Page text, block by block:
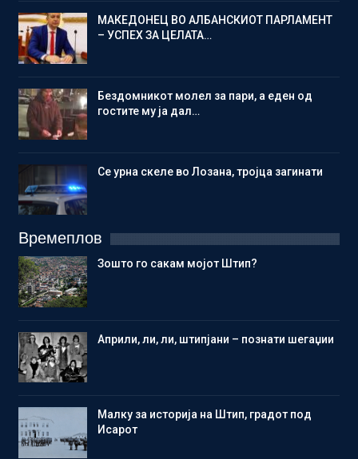
МАКЕДОНЕЦ ВО АЛБАНСКИОТ ПАРЛАМЕНТ
– УСПЕХ ЗА ЦЕЛАТА…
Бездомникот молел за пари, а еден од
гостите му ја дал…
Се урна скеле во Лозана, тројца загинати
Времеплов
Зошто го сакам мојот Штип?
Aприли, ли, ли, штипјани – познати шегаџии
Малку за историја на Штип, градот под
Исарот